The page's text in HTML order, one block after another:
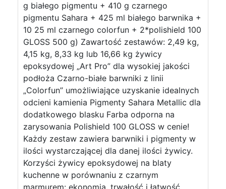
g białego pigmentu + 410 g czarnego
pigmentu Sahara + 425 ml białego barwnika +
10 25 ml czarnego colorfun + 2*polishield 100
GLOSS 500 g) Zawartość zestawów: 2,49 kg,
4,15 kg, 8,33 kg lub 16,66 kg żywicy
epoksydowej „Art Pro” dla wysokiej jakości
podłoża Czarno-białe barwniki z linii
„Colorfun” umożliwiające uzyskanie idealnych
odcieni kamienia Pigmenty Sahara Metallic dla
dodatkowego blasku Farba odporna na
zarysowania Polishield 100 GLOSS w cenie!
Każdy zestaw zawiera barwniki i pigmenty w
ilości wystarczającej dla danej ilości żywicy.
Korzyści żywicy epoksydowej na blaty
kuchenne w porównaniu z czarnym
marmurem: ekonomia, trwałość i łatwość